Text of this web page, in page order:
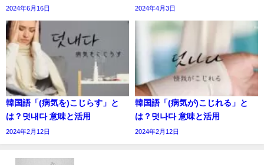
2024年6月16日 2024年4月3日
韓国語「(病気を)こじらす」と
は？덧내다 意味と活用
2024年2月12日
韓国語「(病気が)こじれる」と
は？덧나다 意味と活用
2024年2月12日